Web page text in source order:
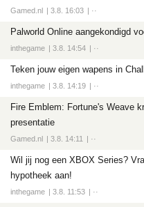
Gamed.nl 3.8. 16:03 ··
Palworld Online aangekondigd
inthegame 3.8. 14:54 ··
Teken jouw eigen wapens in
inthegame 3.8. 14:19 ··
Fire Emblem: Fortune's Weave
presentatie
Gamed.nl 3.8. 14:11 ··
Wil jij nog een XBOX Series?
hypotheek aan!
inthegame 3.8. 11:53 ··